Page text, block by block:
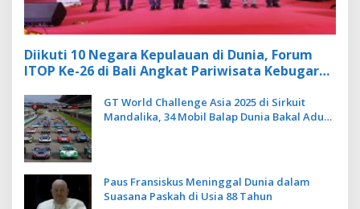
Diikuti 10 Negara Kepulauan di Dunia, Forum
ITOP Ke-26 di Bali Angkat Pariwisata Kebugaran
GT World Challenge Asia 2025 di Sirkuit
Mandalika, 34 Mobil Balap Dunia Bakal Adu
Paus Fransiskus Meninggal Dunia dalam
Suasana Paskah di Usia 88 Tahun